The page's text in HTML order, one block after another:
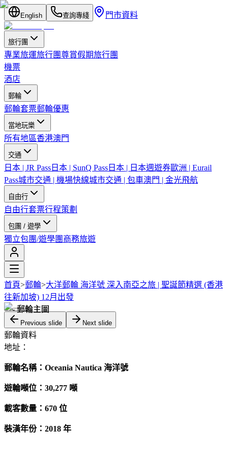
English 查詢專綫 門市資料
旅行團
專業旅運旅行團尊賞假期旅行團
機票
酒店
郵輪
郵輪套票郵輪優惠
當地玩樂
所有地區香港澳門
交通
日本 | JR Pass 日本 | SunQ Pass 日本 | 日本週遊券歐洲 | Eurail
Pass城市交通 | 機場快線城市交通 | 包車澳門 | 金光飛航
自由行
自由行套票行程策劃
包團 / 遊學
獨立包團/遊學團 商務旅遊
首頁>郵輪>大洋郵輪 海洋號 深入南亞之旅 | 聖誕節精選 (香港
往新加坡) 12月出發
Previous slide Next slide
郵輪資料
地址：
郵輪名稱：Oceania Nautica 海洋號
遊輪噸位：30,277 噸
載客數量：670 位
裝潢年份：2018 年